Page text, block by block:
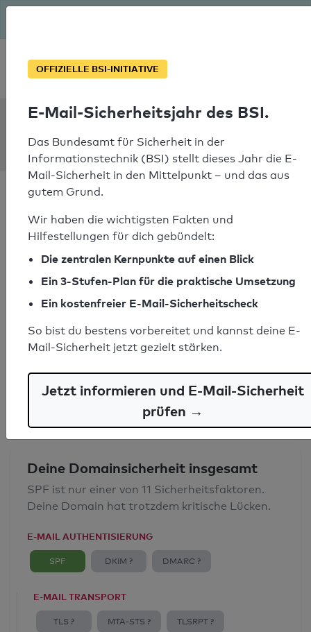
Soforthilfe bei Notfällen
therapie-sitta.de
SPF-Check bestanden
Ihr SPF-Record Prüfergebnis
Syntaxprüfung: 0 Fehler
E-Mail-Spoofingschutz: Gut
Deine Domainsicherheit insgesamt
SPF ist nur einer von 11 Sicherheitsfaktoren.
Deine Domain hat trotzdem kritische Lücken.
E-MAIL AUTHENTISIERUNG
SPF DKIM ? DMARC ?
E-MAIL TRANSPORT
TLS ? MTA-STS ? TLSRPT ?
OFFIZIELLE BSI-INITIATIVE
E-Mail-Sicherheitsjahr des BSI.
Das Bundesamt für Sicherheit in der
Informationstechnik (BSI) stellt dieses Jahr die E-
Mail-Sicherheit in den Mittelpunkt – und das aus
gutem Grund.
Wir haben die wichtigsten Fakten und
Hilfestellungen für dich gebündelt:
Die zentralen Kernpunkte auf einen Blick
Ein 3-Stufen-Plan für die praktische Umsetzung
Ein kostenfreier E-Mail-Sicherheitscheck
So bist du bestens vorbereitet und kannst deine E-
Mail-Sicherheit jetzt gezielt stärken.
Jetzt informieren und E-Mail-Sicherheit
prüfen →